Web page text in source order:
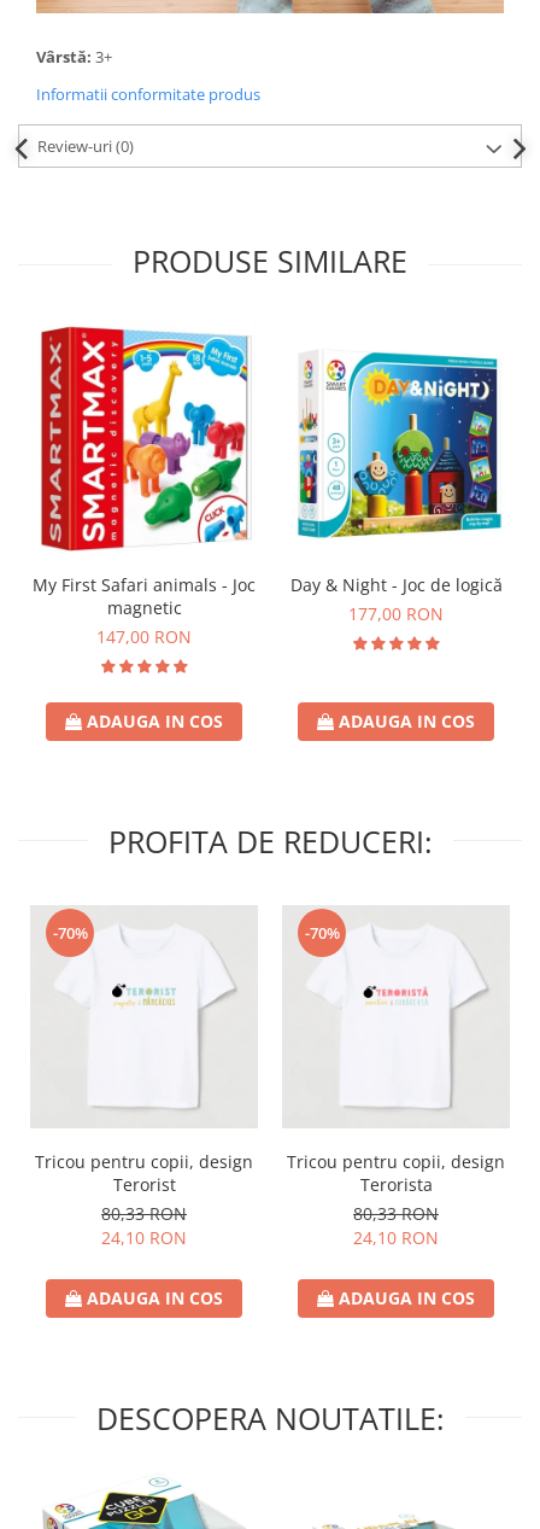
Vârstă: 3+
Informatii conformitate produs
Review-uri(0)
PRODUSE SIMILARE
My First Safari animals - Joc
magnetic
147,00 RON
ADAUGA IN COS
Day & Night - Joc de logică
177,00 RON
ADAUGA IN COS
PROFITA DE REDUCERI:
-70%
Tricou pentru copii, design
Terorist
80,33 RON
24,10 RON
ADAUGA IN COS
-70%
Tricou pentru copii, design
Terorista
80,33 RON
24,10 RON
ADAUGA IN COS
DESCOPERA NOUTATILE: